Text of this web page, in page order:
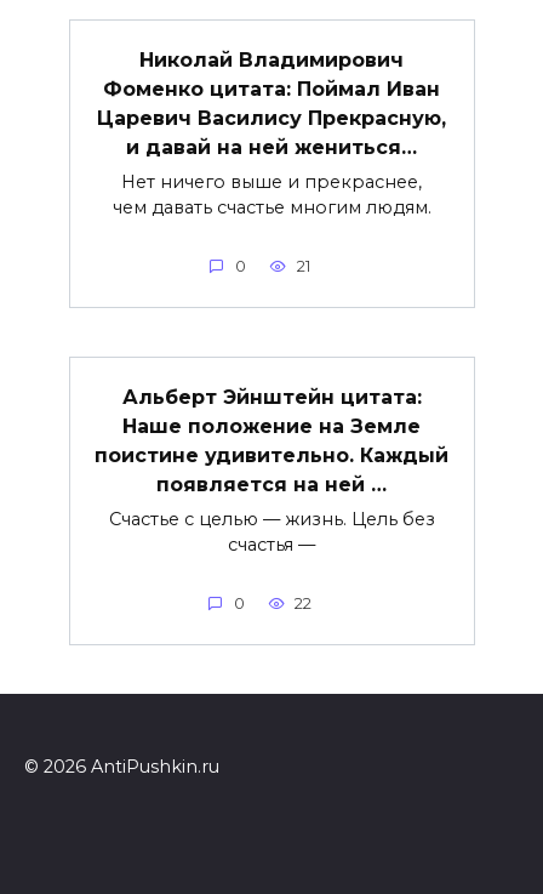
Николай Владимирович
Фоменко цитата: Поймал Иван
Царевич Василису Прекрасную,
и давай на ней жениться…
Нет ничего выше и прекраснее,
чем давать счастье многим людям.
0 21
Альберт Эйнштейн цитата:
Наше положение на Земле
поистине удивительно. Каждый
появляется на ней …
Счастье с целью — жизнь. Цель без
счастья —
0 22
© 2026 AntiPushkin.ru